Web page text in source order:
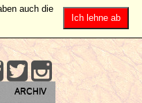
ARCHIV
Ich lehne ab
auch die